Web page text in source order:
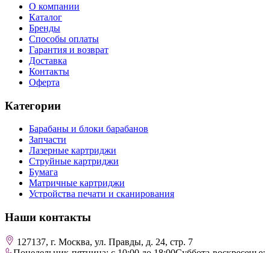
О компании
Каталог
Бренды
Способы оплаты
Гарантия и возврат
Доставка
Контакты
Оферта
Категории
Барабаны и блоки барабанов
Запчасти
Лазерные картриджи
Струйные картриджи
Бумага
Матричные картриджи
Устройства печати и сканирования
Наши контакты
127137, г. Москва, ул. Правды, д. 24, стр. 7